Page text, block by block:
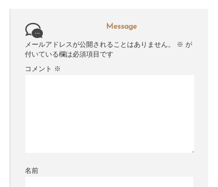
Message
メールアドレスが公開されることはありません。 ※ が
付いている欄は必須項目です
コメント ※
名前